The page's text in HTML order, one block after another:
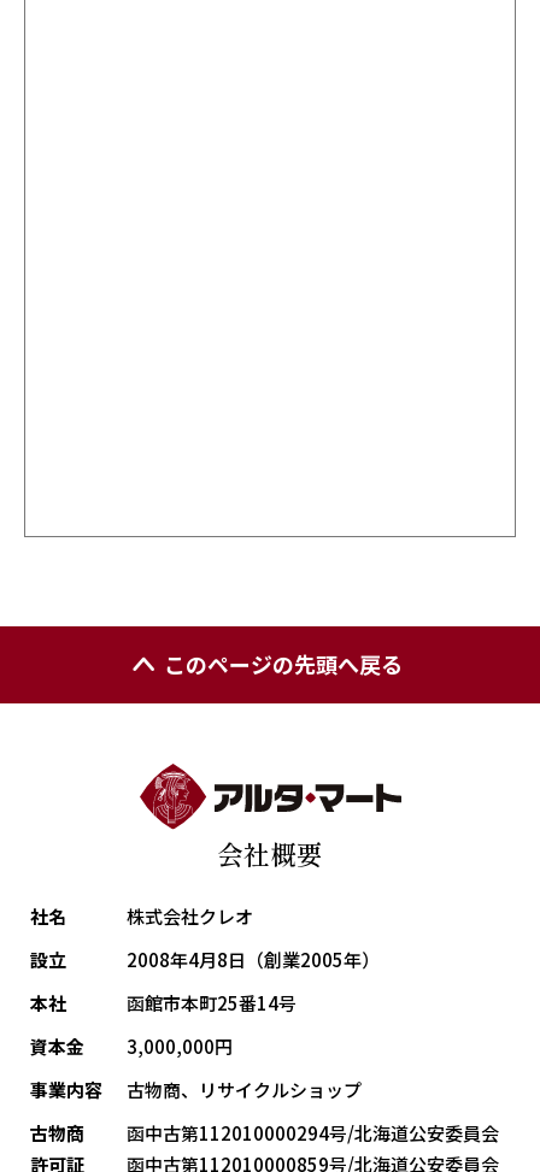
このページの先頭へ戻る
会社概要
社名
株式会社クレオ
設立
2008年4月8日（創業2005年）
本社
函館市本町25番14号
資本金
3,000,000円
事業内容
古物商、リサイクルショップ
古物商
許可証
函中古第112010000294号/北海道公安委員会
函中古第112010000859号/北海道公安委員会